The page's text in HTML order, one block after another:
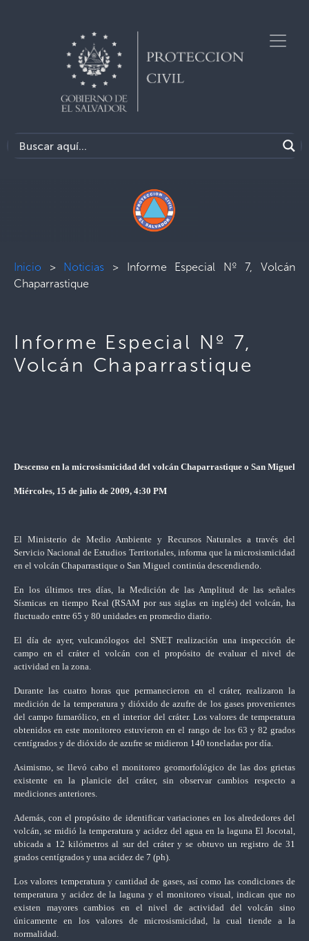
Inicio > Noticias > Informe Especial Nº 7, Volcán
Chaparrastique
Informe Especial Nº 7,
Volcán Chaparrastique
Descenso en la microsismicidad del volcán Chaparrastique o San Miguel
Miércoles, 15 de julio de 2009, 4:30 PM
El Ministerio de Medio Ambiente y Recursos Naturales a través del
Servicio Nacional de Estudios Territoriales, informa que la microsismicidad
en el volcán Chaparrastique o San Miguel continúa descendiendo.
En los últimos tres días, la Medición de las Amplitud de las señales
Sísmicas en tiempo Real (RSAM por sus siglas en inglés) del volcán, ha
fluctuado entre 65 y 80 unidades en promedio diario.
El día de ayer, vulcanólogos del SNET realización una inspección de
campo en el cráter el volcán con el propósito de evaluar el nivel de
actividad en la zona.
Durante las cuatro horas que permanecieron en el cráter, realizaron la
medición de la temperatura y dióxido de azufre de los gases provenientes
del campo fumarólico, en el interior del cráter. Los valores de temperatura
obtenidos en este monitoreo estuvieron en el rango de los 63 y 82 grados
centígrados y de dióxido de azufre se midieron 140 toneladas por día.
Asimismo, se llevó cabo el monitoreo geomorfológico de las dos grietas
existente en la planicie del cráter, sin observar cambios respecto a
mediciones anteriores.
Además, con el propósito de identificar variaciones en los alrededores del
volcán, se midió la temperatura y acidez del agua en la laguna El Jocotal,
ubicada a 12 kilómetros al sur del cráter y se obtuvo un registro de 31
grados centígrados y una acidez de 7 (ph).
Los valores temperatura y cantidad de gases, así como las condiciones de
temperatura y acidez de la laguna y el monitoreo visual, indican que no
existen mayores cambios en el nivel de actividad del volcán sino
únicamente en los valores de microsismicidad, la cual tiende a la
normalidad.